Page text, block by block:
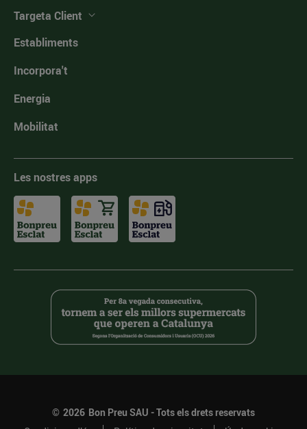
Targeta Client
Establiments
Incorpora't
Energia
Mobilitat
Les nostres apps
© 2026 Bon Preu SAU - Tots els drets reservats